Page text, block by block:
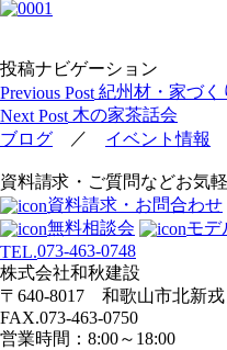
投稿ナビゲーション
Previous Post 紀州材・家づく
Next Post 木の家茶話会
ブログ ／ イベント情報
資料請求・ご質問などお気
資料請求・お問合わせ
無料相談会
モデ
TEL.073-463-0748
株式会社和秋建設
〒640-8017 和歌山市北新
FAX.073-463-0750
営業時間：8:00～18:00